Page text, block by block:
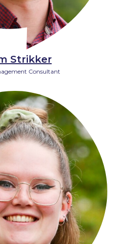
Strikker
Consultant